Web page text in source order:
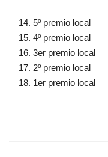
5º premio local
4º premio local
3er premio local
2º premio local
1er premio local